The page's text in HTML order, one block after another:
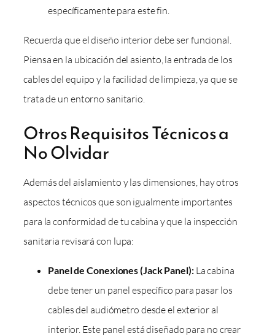
específicamente para este fin.
Recuerda que el diseño interior debe ser funcional.
Piensa en la ubicación del asiento, la entrada de los
cables del equipo y la facilidad de limpieza, ya que se
trata de un entorno sanitario.
Otros Requisitos Técnicos a
No Olvidar
Además del aislamiento y las dimensiones, hay otros
aspectos técnicos que son igualmente importantes
para la conformidad de tu cabina y que la inspección
sanitaria revisará con lupa:
Panel de Conexiones (Jack Panel):La cabina
debe tener un panel específico para pasar los
cables del audiómetro desde el exterior al
interior. Este panel está diseñado para no crear